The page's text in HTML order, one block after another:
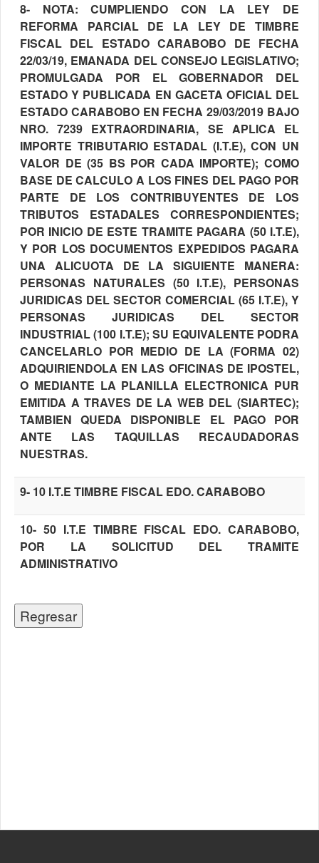
8- NOTA: CUMPLIENDO CON LA LEY DE
REFORMA PARCIAL DE LA LEY DE TIMBRE
FISCAL DEL ESTADO CARABOBO DE FECHA
22/03/19, EMANADA DEL CONSEJO LEGISLATIVO;
PROMULGADA POR EL GOBERNADOR DEL
ESTADO Y PUBLICADA EN GACETA OFICIAL DEL
ESTADO CARABOBO EN FECHA 29/03/2019 BAJO
NRO. 7239 EXTRAORDINARIA, SE APLICA EL
IMPORTE TRIBUTARIO ESTADAL (I.T.E), CON UN
VALOR DE (35 BS POR CADA IMPORTE); COMO
BASE DE CALCULO A LOS FINES DEL PAGO POR
PARTE DE LOS CONTRIBUYENTES DE LOS
TRIBUTOS ESTADALES CORRESPONDIENTES;
POR INICIO DE ESTE TRAMITE PAGARA (50 I.T.E),
Y POR LOS DOCUMENTOS EXPEDIDOS PAGARA
UNA ALICUOTA DE LA SIGUIENTE MANERA:
PERSONAS NATURALES (50 I.T.E), PERSONAS
JURIDICAS DEL SECTOR COMERCIAL (65 I.T.E), Y
PERSONAS JURIDICAS DEL SECTOR
INDUSTRIAL (100 I.T.E); SU EQUIVALENTE PODRA
CANCELARLO POR MEDIO DE LA (FORMA 02)
ADQUIRIENDOLA EN LAS OFICINAS DE IPOSTEL,
O MEDIANTE LA PLANILLA ELECTRONICA PUR
EMITIDA A TRAVES DE LA WEB DEL (SIARTEC);
TAMBIEN QUEDA DISPONIBLE EL PAGO POR
ANTE LAS TAQUILLAS RECAUDADORAS
NUESTRAS.
9- 10 I.T.E TIMBRE FISCAL EDO. CARABOBO
10- 50 I.T.E TIMBRE FISCAL EDO. CARABOBO,
POR LA SOLICITUD DEL TRAMITE
ADMINISTRATIVO